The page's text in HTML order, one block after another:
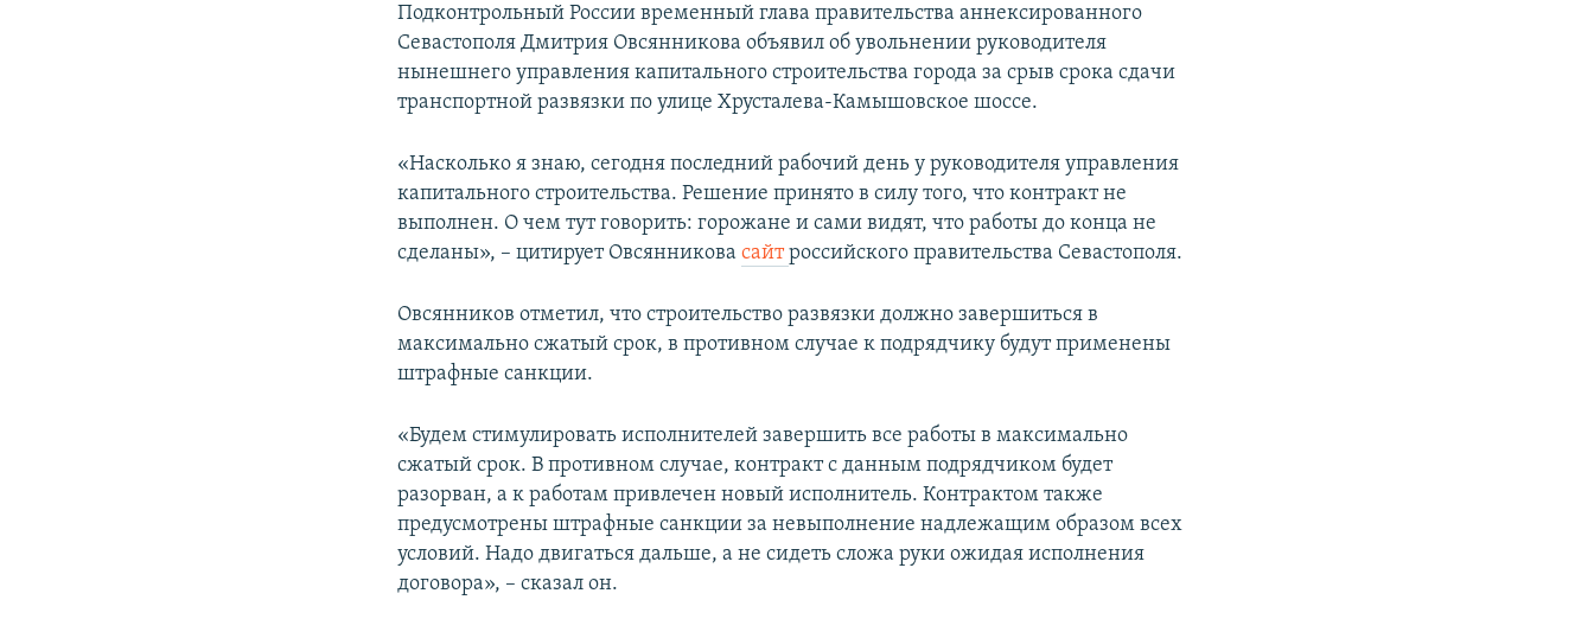
Подконтрольный России временный глава правительства аннексированного
Севастополя Дмитрия Овсянникова объявил об увольнении руководителя
нынешнего управления капитального строительства города за срыв срока сдачи
транспортной развязки по улице Хрусталева-Камышовское шоссе.
«Насколько я знаю, сегодня последний рабочий день у руководителя управления
капитального строительства. Решение принято в силу того, что контракт не
выполнен. О чем тут говорить: горожане и сами видят, что работы до конца не
сделаны», – цитирует Овсянниковасайтроссийского правительства Севастополя.
Овсянников отметил, что строительство развязки должно завершиться в
максимально сжатый срок, в противном случае к подрядчику будут применены
штрафные санкции.
«Будем стимулировать исполнителей завершить все работы в максимально
сжатый срок. В противном случае, контракт с данным подрядчиком будет
разорван, а к работам привлечен новый исполнитель. Контрактом также
предусмотрены штрафные санкции за невыполнение надлежащим образом всех
условий. Надо двигаться дальше, а не сидеть сложа руки ожидая исполнения
договора», – сказал он.